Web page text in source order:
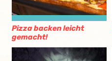
Pizza backen leicht
gemacht!